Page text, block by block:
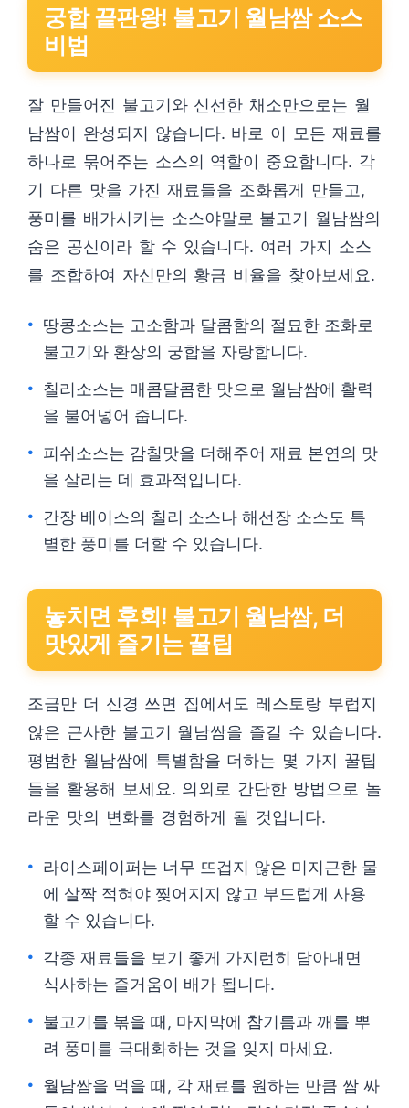
궁합 끝판왕! 불고기 월남쌈 소스
비법
잘 만들어진 불고기와 신선한 채소만으로는 월
남쌈이 완성되지 않습니다. 바로 이 모든 재료를
하나로 묶어주는 소스의 역할이 중요합니다. 각
기 다른 맛을 가진 재료들을 조화롭게 만들고,
풍미를 배가시키는 소스야말로 불고기 월남쌈의
숨은 공신이라 할 수 있습니다. 여러 가지 소스
를 조합하여 자신만의 황금 비율을 찾아보세요.
땅콩소스는 고소함과 달콤함의 절묘한 조화로
불고기와 환상의 궁합을 자랑합니다.
칠리소스는 매콤달콤한 맛으로 월남쌈에 활력
을 불어넣어 줍니다.
피쉬소스는 감칠맛을 더해주어 재료 본연의 맛
을 살리는 데 효과적입니다.
간장 베이스의 칠리 소스나 해선장 소스도 특
별한 풍미를 더할 수 있습니다.
놓치면 후회! 불고기 월남쌈, 더
맛있게 즐기는 꿀팁
조금만 더 신경 쓰면 집에서도 레스토랑 부럽지
않은 근사한 불고기 월남쌈을 즐길 수 있습니다.
평범한 월남쌈에 특별함을 더하는 몇 가지 꿀팁
들을 활용해 보세요. 의외로 간단한 방법으로 놀
라운 맛의 변화를 경험하게 될 것입니다.
라이스페이퍼는 너무 뜨겁지 않은 미지근한 물
에 살짝 적혀야 찢어지지 않고 부드럽게 사용
할 수 있습니다.
각종 재료들을 보기 좋게 가지런히 담아내면
식사하는 즐거움이 배가 됩니다.
불고기를 볶을 때, 마지막에 참기름과 깨를 뿌
려 풍미를 극대화하는 것을 잊지 마세요.
월남쌈을 먹을 때, 각 재료를 원하는 만큼 쌈 싸